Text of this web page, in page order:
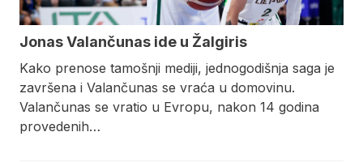
Jonas Valančunas ide u Žalgiris
Kako prenose tamošnji mediji, jednogodišnja saga je
završena i Valančunas se vraća u domovinu.
Valančunas se vratio u Evropu, nakon 14 godina
provedenih…